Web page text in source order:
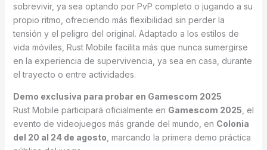
sobrevivir, ya sea optando por PvP completo o jugando a su
propio ritmo, ofreciendo más flexibilidad sin perder la
tensión y el peligro del original. Adaptado a los estilos de
vida móviles, Rust Mobile facilita más que nunca sumergirse
en la experiencia de supervivencia, ya sea en casa, durante
el trayecto o entre actividades.
Demo exclusiva para probar en Gamescom 2025
Rust Mobile participará oficialmente en Gamescom 2025 , el
evento de videojuegos más grande del mundo, en Colonia
del 20 al 24 de agosto , marcando la primera demo práctica